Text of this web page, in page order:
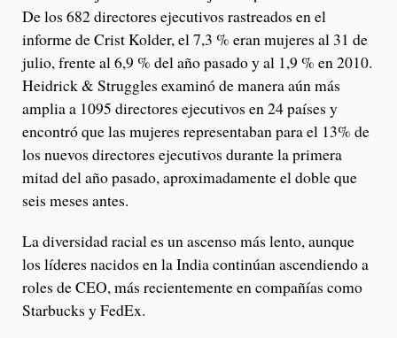
De los 682 directores ejecutivos rastreados en el
informe de Crist Kolder, el 7,3 % eran mujeres al 31 de
julio, frente al 6,9 % del año pasado y al 1,9 % en 2010.
Heidrick & Struggles examinó de manera aún más
amplia a 1095 directores ejecutivos en 24 países y
encontró que las mujeres representaban para el 13% de
los nuevos directores ejecutivos durante la primera
mitad del año pasado, aproximadamente el doble que
seis meses antes.
La diversidad racial es un ascenso más lento, aunque
los líderes nacidos en la India continúan ascendiendo a
roles de CEO, más recientemente en compañías como
Starbucks y FedEx.